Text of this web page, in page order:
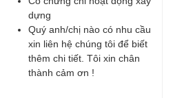
dựng
Quý anh/chị nào có nhu cầu
xin liên hệ chúng tôi để biết
thêm chi tiết. Tôi xin chân
thành cảm ơn !